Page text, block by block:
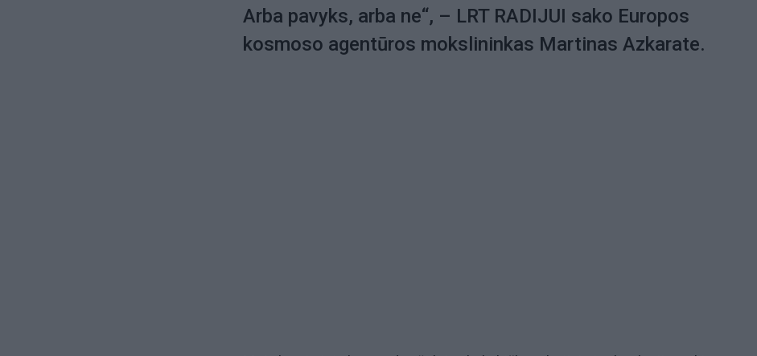
Arba pavyks, arba ne“, – LRT RADIJUI sako Europos
kosmoso agentūros mokslininkas Martinas Azkarate.